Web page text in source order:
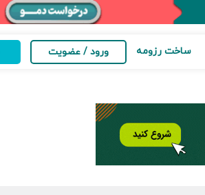
ساخت رزومه ورود / عضویت